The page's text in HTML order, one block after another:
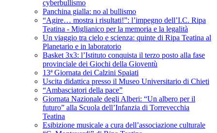
cyberbullismo
Panchina gialla: no al bullismo
“Agire… mostra i risultati!”: l’impegno dell’I.C. Ripa
Teatina - Miglianico per la memoria e la legalità
Un viaggio tra cielo e scienza: quinte di Ripa Teatina al
Planetario e in laboratorio
Basket 3x3: l’Istituto conquista il terzo posto alla fase
provinciale dei Giochi della Gioventù
13ª Giornata dei Calzini Spaiati
Uscita didattica presso il Museo Universitario di Chieti
“Ambasciatori della pace”
Giornata Nazionale degli Alberi: “Un albero per il
futuro” alla Scuola dell’Infanzia di Torrevecchia
Teatina
Esibizione musicale a cura dell’associazione culturale